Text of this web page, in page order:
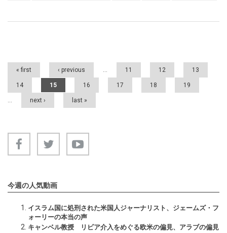
Pages
« first ‹ previous … 11 12 13
14 15 16 17 18 19
… next › last »
今週の人気動画
イスラム国に処刑された米国人ジャーナリスト、ジェームズ・フ
ォーリーの本当の声
キャンベル教授 リビア介入をめぐる欧米の偏見、アラブの偏見